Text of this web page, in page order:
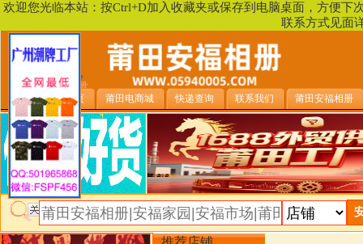
欢迎您光临本站：按Ctrl+D加入收藏夹或保存到电脑桌面，方便
联系方式见面
安福相册首页 莆田电商城 快递查询 联系我们 莆田安福相册